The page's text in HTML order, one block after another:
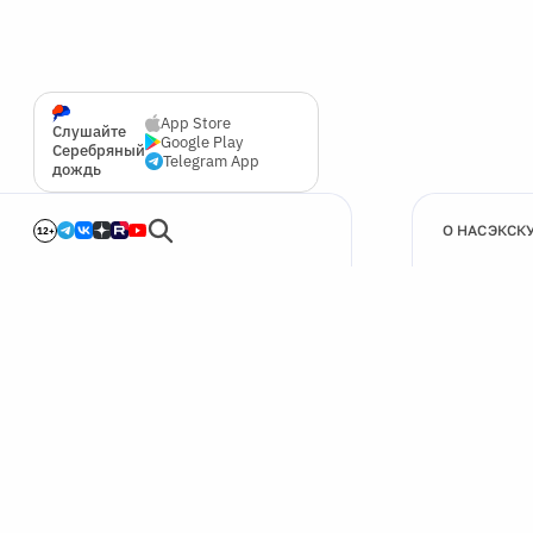
Слушайте
Серебряный
дождь
App Store
Google Play
Telegram App
12+ О НАС